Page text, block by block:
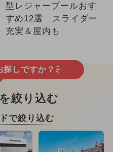
型レジャープールおす
すめ12選 スライダー
充実＆屋内も
探しですか？
絞り込む
で絞り込む